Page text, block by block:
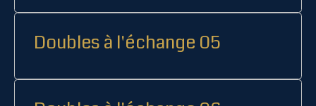
Doubles à l'échange 05